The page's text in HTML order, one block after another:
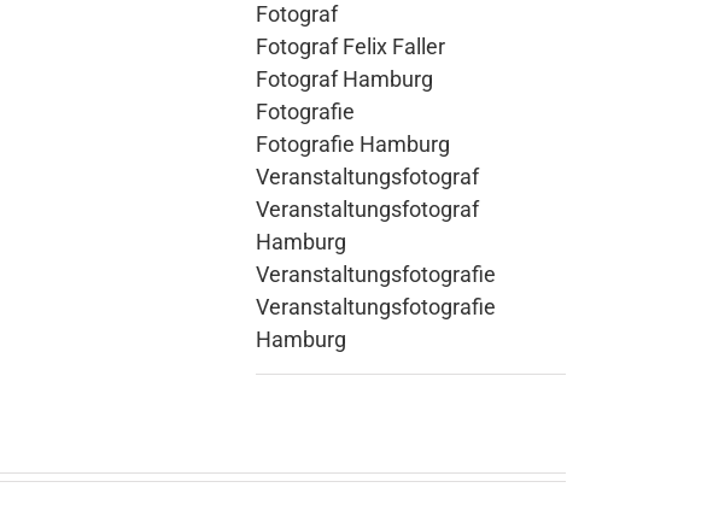
Fotograf
Fotograf Felix Faller
Fotograf Hamburg
Fotografie
Fotografie Hamburg
Veranstaltungsfotograf
Veranstaltungsfotograf
Hamburg
Veranstaltungsfotografie
Veranstaltungsfotografie
Hamburg